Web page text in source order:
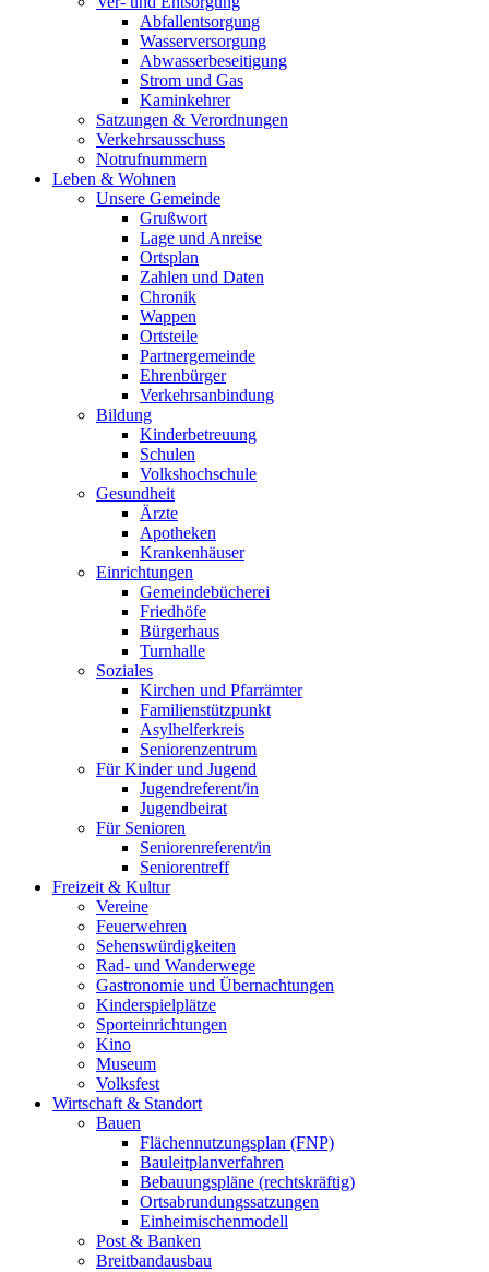
Abfallentsorgung
Wasserversorgung
Abwasserbeseitigung
Strom und Gas
Kaminkehrer
Satzungen & Verordnungen
Verkehrsausschuss
Notrufnummern
Leben & Wohnen
Unsere Gemeinde
Grußwort
Lage und Anreise
Ortsplan
Zahlen und Daten
Chronik
Wappen
Ortsteile
Partnergemeinde
Ehrenbürger
Verkehrsanbindung
Bildung
Kinderbetreuung
Schulen
Volkshochschule
Gesundheit
Ärzte
Apotheken
Krankenhäuser
Einrichtungen
Gemeindebücherei
Friedhöfe
Bürgerhaus
Turnhalle
Soziales
Kirchen und Pfarrämter
Familienstützpunkt
Asylhelferkreis
Seniorenzentrum
Für Kinder und Jugend
Jugendreferent/in
Jugendbeirat
Für Senioren
Seniorenreferent/in
Seniorentreff
Freizeit & Kultur
Vereine
Feuerwehren
Sehenswürdigkeiten
Rad- und Wanderwege
Gastronomie und Übernachtungen
Kinderspielplätze
Sporteinrichtungen
Kino
Museum
Volksfest
Wirtschaft & Standort
Bauen
Flächennutzungsplan (FNP)
Bauleitplanverfahren
Bebauungspläne (rechtskräftig)
Ortsabrundungssatzungen
Einheimischenmodell
Post & Banken
Breitbandausbau